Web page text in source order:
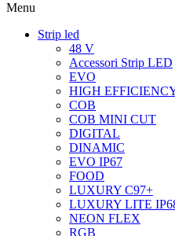
Menu
Strip led
48 V
Accessori Strip LED
EVO
HIGH
COB
COB MINI CUT
DIGITAL
DINAMIC
EVO IP67
FOOD
LUXURY C97+
LUXURY LITE
NEON FLEX
RGB